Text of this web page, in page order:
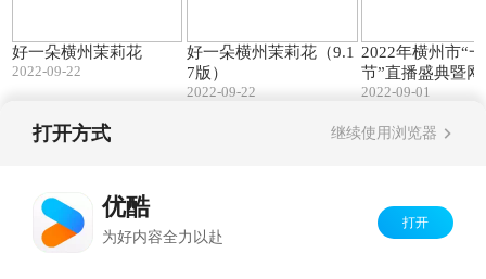
好一朵横州茉莉花
2022-09-22
好一朵横州茉莉花（9.1
7版）
2022-09-22
2022年横州市“
节”直播盛典暨
会宣传片
2022-09-01
打开方式 继续使用浏览器
优酷
为好内容全力以赴
打开